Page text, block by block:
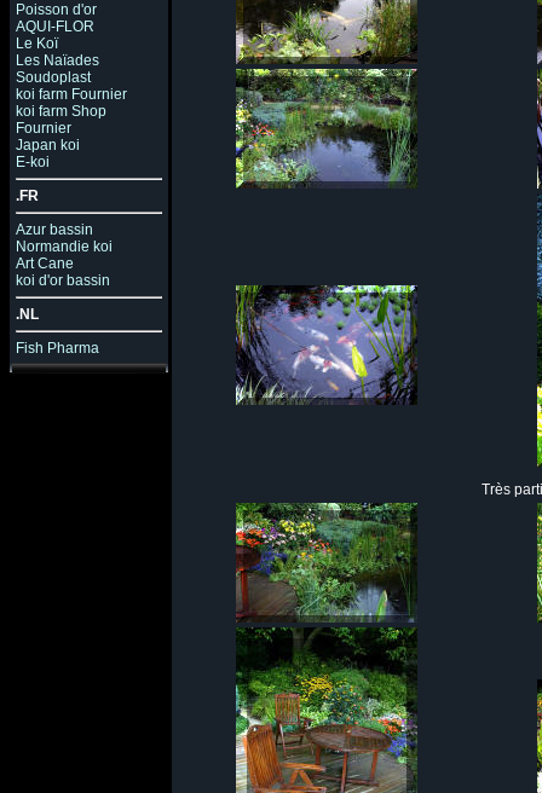
Poisson d'or
AQUI-FLOR
Le Koï
Les Naïades
Soudoplast
koi farm Fournier
koi farm Shop
Fournier
Japan koi
E-koi
.FR
Azur bassin
Normandie koi
Art Cane
koi d'or bassin
.NL
Fish Pharma
Très